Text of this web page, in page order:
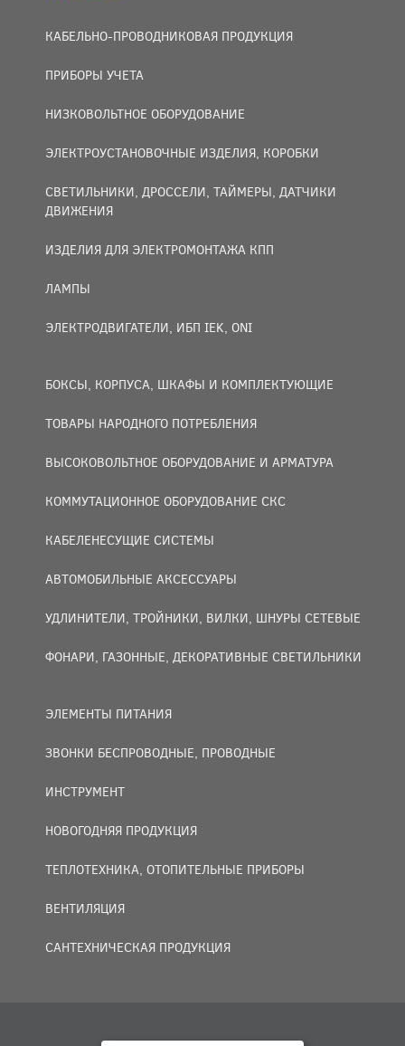
КАБЕЛЬНО-ПРОВОДНИКОВАЯ ПРОДУКЦИЯ
ПРИБОРЫ УЧЕТА
НИЗКОВОЛЬТНОЕ ОБОРУДОВАНИЕ
ЭЛЕКТРОУСТАНОВОЧНЫЕ ИЗДЕЛИЯ, КОРОБКИ
СВЕТИЛЬНИКИ, ДРОССЕЛИ, ТАЙМЕРЫ, ДАТЧИКИ
ДВИЖЕНИЯ
ИЗДЕЛИЯ ДЛЯ ЭЛЕКТРОМОНТАЖА КПП
ЛАМПЫ
ЭЛЕКТРОДВИГАТЕЛИ, ИБП IEK, ONI
БОКСЫ, КОРПУСА, ШКАФЫ И КОМПЛЕКТУЮЩИЕ
ТОВАРЫ НАРОДНОГО ПОТРЕБЛЕНИЯ
ВЫСОКОВОЛЬТНОЕ ОБОРУДОВАНИЕ И АРМАТУРА
КОММУТАЦИОННОЕ ОБОРУДОВАНИЕ СКС
КАБЕЛЕНЕСУЩИЕ СИСТЕМЫ
АВТОМОБИЛЬНЫЕ АКСЕССУАРЫ
УДЛИНИТЕЛИ, ТРОЙНИКИ, ВИЛКИ, ШНУРЫ СЕТЕВЫЕ
ФОНАРИ, ГАЗОННЫЕ, ДЕКОРАТИВНЫЕ СВЕТИЛЬНИКИ
ЭЛЕМЕНТЫ ПИТАНИЯ
ЗВОНКИ БЕСПРОВОДНЫЕ, ПРОВОДНЫЕ
ИНСТРУМЕНТ
НОВОГОДНЯЯ ПРОДУКЦИЯ
ТЕПЛОТЕХНИКА, ОТОПИТЕЛЬНЫЕ ПРИБОРЫ
ВЕНТИЛЯЦИЯ
САНТЕХНИЧЕСКАЯ ПРОДУКЦИЯ